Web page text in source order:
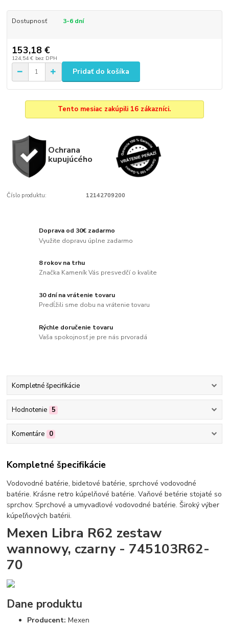
Dostupnosť 3-6 dní
153,18 €
124,54 € bez DPH
Pridať do košíka
Tento mesiac zakúpili 16 zákazníci.
Ochrana
kupujúcého
Číslo produktu: 12142709200
Doprava od 30€ zadarmo
Využite dopravu úplne zadarmo
8 rokov na trhu
Značka Kameník Vás presvedčí o kvalite
30 dní na vrátenie tovaru
Predĺžili sme dobu na vrátenie tovaru
Rýchle doručenie tovaru
Vaša spokojnosť je pre nás prvoradá
Kompletné špecifikácie
Hodnotenie 5
Komentáre 0
Kompletné špecifikácie
Vodovodné batérie, bidetové batérie, sprchové vodovodné
batérie. Krásne retro kúpelňové batérie. Vaňové betérie stojaté so
sprchov. Sprchové a umyvadlové vodovodné batérie. Široký výber
kúpeľňových batérii.
Mexen Libra R62 zestaw
wannowy, czarny - 745103R62-
70
Dane produktu
Producent: Mexen